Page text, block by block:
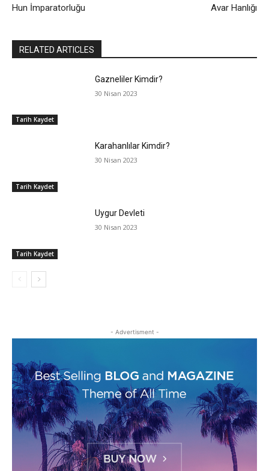
Hun İmparatorluğu Avar Hanlığı
RELATED ARTICLES
Tarih Kaydet
Gazneliler Kimdir?
30 Nisan 2023
Tarih Kaydet
Karahanlılar Kimdir?
30 Nisan 2023
Tarih Kaydet
Uygur Devleti
30 Nisan 2023
- Advertisment -